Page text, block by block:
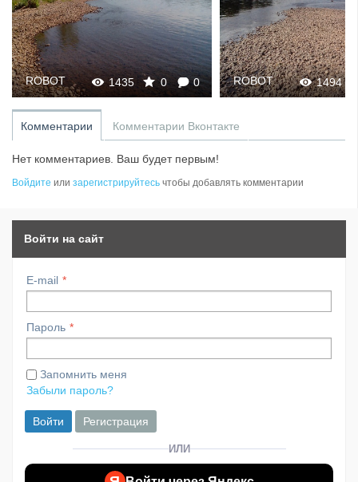
1435 0 0
ROBOT 1494
ROBOT
Комментарии Комментарии Вконтакте
Нет комментариев. Ваш будет первым!
Войдите или зарегистрируйтесь чтобы добавлять комментарии
Войти на сайт
E-mail
Пароль
Запомнить меня
Забыли пароль?
Войти Регистрация
ИЛИ